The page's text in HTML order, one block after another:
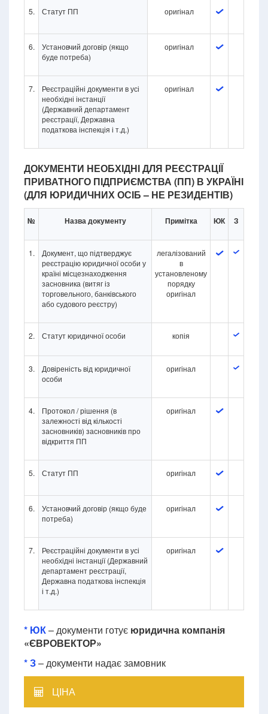
5. Статут ПП оригінал
6.
Установчий договір (якщо
буде потреба)
оригінал
7.
Реєстраційні документи в усі
необхідні інстанції
(Державний департамент
реєстрації, Державна
податкова інспекція і т.д.)
оригінал
ДОКУМЕНТИ НЕОБХІДНІ ДЛЯ РЕЄСТРАЦІЇ
ПРИВАТНОГО ПІДПРИЄМСТВА (ПП) В УКРАЇНІ
(ДЛЯ ЮРИДИЧНИХ ОСІБ – НЕ РЕЗИДЕНТІВ)
№ Назва документу Примітка ЮК З
1.
Документ, що підтверджує
реєстрацію юридичної особи у
країні місцезнаходження
засновника (витяг із
торговельного, банківського
або судового реєстру)
легалізований
в
установленому
порядку
оригінал
2. Статут юридичної особи копія
3.
Довіреність від юридичної
особи
оригінал
4.
Протокол / рішення (в
залежності від кількості
засновників) засновників про
відкриття ПП
оригінал
5. Статут ПП оригінал
6.
Установчий договір (якщо буде
потреба)
оригінал
7.
Реєстраційні документи в усі
необхідні інстанції (Державний
департамент реєстрації,
Державна податкова інспекція
і т.д.)
оригінал
* ЮК– документи готує юридична компанія
«ЄВРОВЕКТОР»
* З– документи надає замовник
ЦІНА